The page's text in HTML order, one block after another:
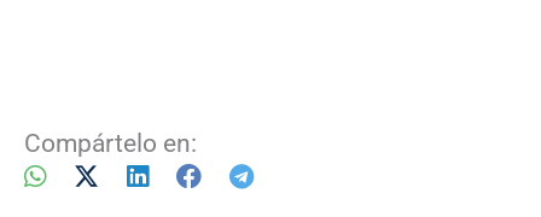
Compártelo en: